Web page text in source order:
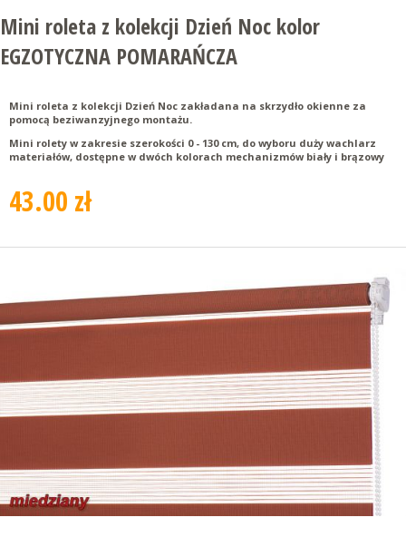
Mini roleta z kolekcji Dzień Noc kolor
EGZOTYCZNA POMARAŃCZA
Mini roleta z kolekcji Dzień Noc zakładana na skrzydło okienne za
pomocą beziwanzyjnego montażu.
Mini rolety w zakresie szerokości 0 - 130 cm, do wyboru duży wachlarz
materiałów, dostępne w dwóch kolorach mechanizmów biały i brązowy
43.00 zł